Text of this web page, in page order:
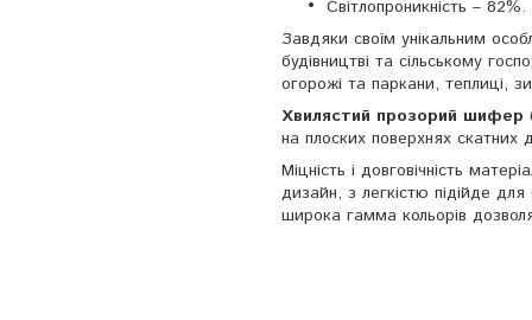
Світлопроникність – 82%.
Завдяки своїм унікальним
будівництві та сільському
огорожі та паркани, теплиці,
Хвилястий прозорий шифер
на плоских поверхнях скатних
Міцність і довговічність
дизайн, з легкістю підійде
широка гамма кольорів